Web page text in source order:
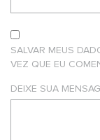
SALVAR MEUS
VEZ QUE EU
DEIXE SUA